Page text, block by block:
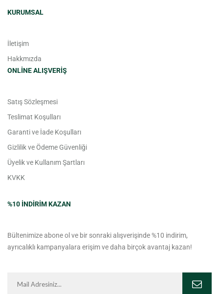
KURUMSAL
İletişim
Hakkmızda
ONLINE ALIŞVERIŞ
Satış Sözleşmesi
Teslimat Koşulları
Garanti ve İade Koşulları
Gizlilik ve Ödeme Güvenliği
Üyelik ve Kullanım Şartları
KVKK
%10 INDIRIM KAZAN
Bültenimize abone ol ve bir sonraki alışverişinde %10 indirim,
ayrıcalıklı kampanyalara erişim ve daha birçok avantaj kazan!